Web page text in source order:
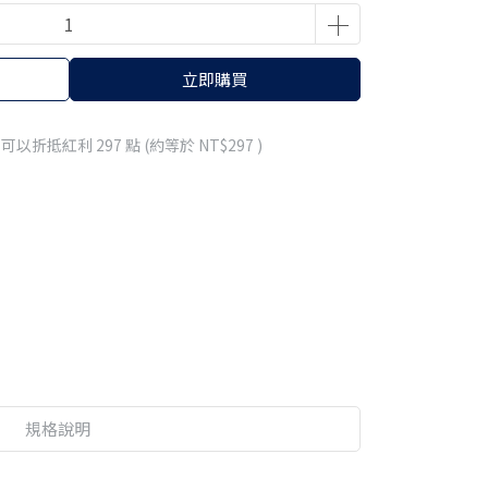
立即購買
以折抵紅利 297 點 (約等於 NT$297 )
規格說明